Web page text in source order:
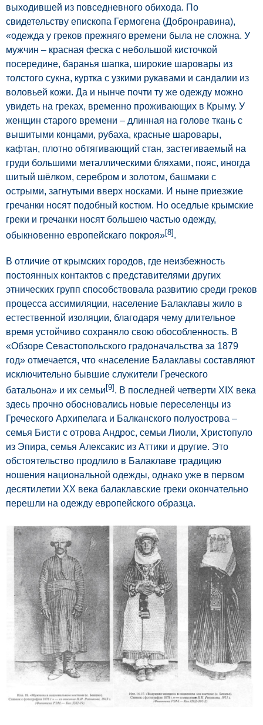
выходившей из повседневного обихода. По
свидетельству епископа Гермогена (Добронравина),
«одежда у греков прежняго времени была не сложна. У
мужчин – красная феска с небольшой кисточкой
посередине, баранья шапка, широкие шаровары из
толстого сукна, куртка с узкими рукавами и сандалии из
воловьей кожи. Да и нынче почти ту же одежду можно
увидеть на греках, временно проживающих в Крыму. У
женщин старого времени – длинная на голове ткань с
вышитыми концами, рубаха, красные шаровары,
кафтан, плотно обтягивающий стан, застегиваемый на
груди большими металлическими бляхами, пояс, иногда
шитый шёлком, серебром и золотом, башмаки с
острыми, загнутыми вверх носками. И ныне приезжие
гречанки носят подобный костюм. Но оседлые крымские
греки и гречанки носят большею частью одежду,
обыкновенно европейскаго покроя»[8].
В отличие от крымских городов, где неизбежность
постоянных контактов с представителями других
этнических групп способствовала развитию среди греков
процесса ассимиляции, население Балаклавы жило в
естественной изоляции, благодаря чему длительное
время устойчиво сохраняло свою обособленность. В
«Обзоре Севастопольского градоначальства за 1879
год» отмечается, что «население Балаклавы составляют
исключительно бывшие служители Греческого
батальона» и их семьи [9] . В последней четверти XIX века
здесь прочно обосновались новые переселенцы из
Греческого Архипелага и Балканского полуострова –
семья Бисти с отрова Андрос, семьи Лиоли, Христопуло
из Эпира, семья Алексакис из Аттики и другие. Это
обстоятельство продлило в Балаклаве традицию
ношения национальной одежды, однако уже в первом
десятилетии ХХ века балаклавские греки окончательно
перешли на одежду европейского образца.